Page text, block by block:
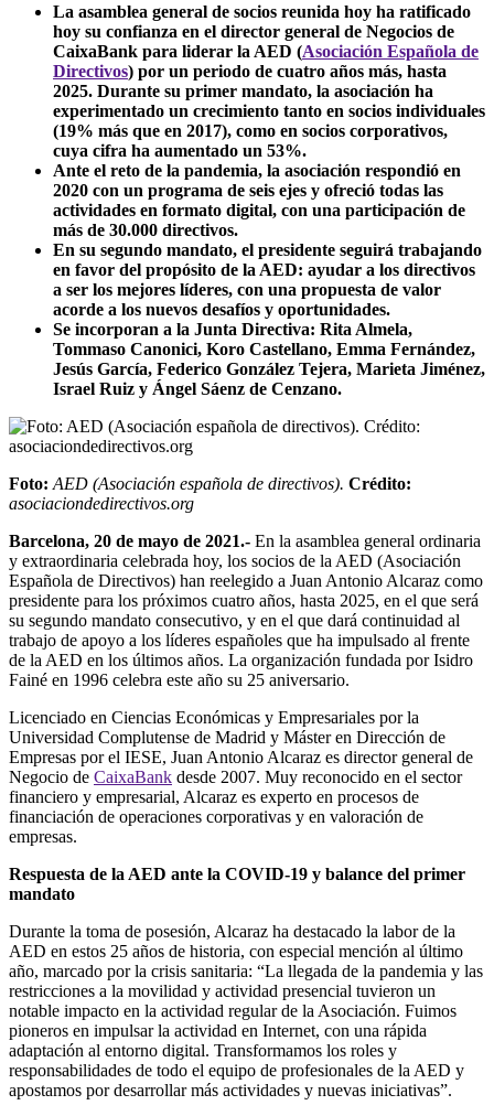
La asamblea general de socios reunida hoy ha ratificado
hoy su confianza en el director general de Negocios de
CaixaBank para liderar la AED (Asociación Española de
Directivos) por un periodo de cuatro años más, hasta
2025. Durante su primer mandato, la asociación ha
experimentado un crecimiento tanto en socios individuales
(19% más que en 2017), como en socios corporativos,
cuya cifra ha aumentado un 53%.
Ante el reto de la pandemia, la asociación respondió en
2020 con un programa de seis ejes y ofreció todas las
actividades en formato digital, con una participación de
más de 30.000 directivos.
En su segundo mandato, el presidente seguirá trabajando
en favor del propósito de la AED: ayudar a los directivos
a ser los mejores líderes, con una propuesta de valor
acorde a los nuevos desafíos y oportunidades.
Se incorporan a la Junta Directiva: Rita Almela,
Tommaso Canonici, Koro Castellano, Emma Fernández,
Jesús García, Federico González Tejera, Marieta Jiménez,
Israel Ruiz y Ángel Sáenz de Cenzano.
Foto: AED (Asociación española de directivos). Crédito:
asociaciondedirectivos.org
Barcelona, 20 de mayo de 2021.- En la asamblea general ordinaria
y extraordinaria celebrada hoy, los socios de la AED (Asociación
Española de Directivos) han reelegido a Juan Antonio Alcaraz como
presidente para los próximos cuatro años, hasta 2025, en el que será
su segundo mandato consecutivo, y en el que dará continuidad al
trabajo de apoyo a los líderes españoles que ha impulsado al frente
de la AED en los últimos años. La organización fundada por Isidro
Fainé en 1996 celebra este año su 25 aniversario.
Licenciado en Ciencias Económicas y Empresariales por la
Universidad Complutense de Madrid y Máster en Dirección de
Empresas por el IESE, Juan Antonio Alcaraz es director general de
Negocio de CaixaBank desde 2007. Muy reconocido en el sector
financiero y empresarial, Alcaraz es experto en procesos de
financiación de operaciones corporativas y en valoración de
empresas.
Respuesta de la AED ante la COVID-19 y balance del primer
mandato
Durante la toma de posesión, Alcaraz ha destacado la labor de la
AED en estos 25 años de historia, con especial mención al último
año, marcado por la crisis sanitaria: “La llegada de la pandemia y las
restricciones a la movilidad y actividad presencial tuvieron un
notable impacto en la actividad regular de la Asociación. Fuimos
pioneros en impulsar la actividad en Internet, con una rápida
adaptación al entorno digital. Transformamos los roles y
responsabilidades de todo el equipo de profesionales de la AED y
apostamos por desarrollar más actividades y nuevas iniciativas”.